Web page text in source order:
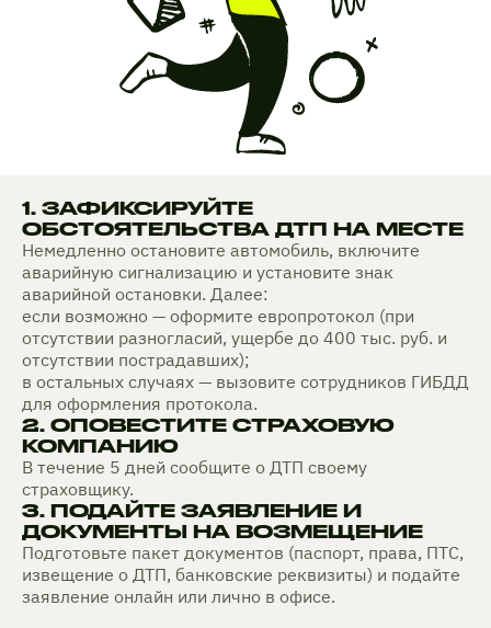
1. ЗАФИКСИРУЙТЕ
ОБСТОЯТЕЛЬСТВА ДТП НА МЕСТЕ
Немедленно остановите автомобиль, включите
аварийную сигнализацию и установите знак
аварийной остановки. Далее:
если возможно — оформите европротокол (при
отсутствии разногласий, ущербе до 400 тыс. руб. и
отсутствии пострадавших);
в остальных случаях — вызовите сотрудников ГИБДД
для оформления протокола.
2. ОПОВЕСТИТЕ СТРАХОВУЮ
КОМПАНИЮ
В течение 5 дней сообщите о ДТП своему
страховщику.
3. ПОДАЙТЕ ЗАЯВЛЕНИЕ И
ДОКУМЕНТЫ НА ВОЗМЕЩЕНИЕ
Подготовьте пакет документов (паспорт, права, ПТС,
извещение о ДТП, банковские реквизиты) и подайте
заявление онлайн или лично в офисе.